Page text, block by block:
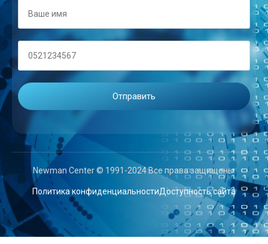
Newman Center © 1991-2024 Все права защищены.
Политика конфиденциальностиДоступность сайта